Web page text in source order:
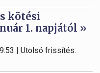
kötési
1. napjától »
| Utolsó frissítés: